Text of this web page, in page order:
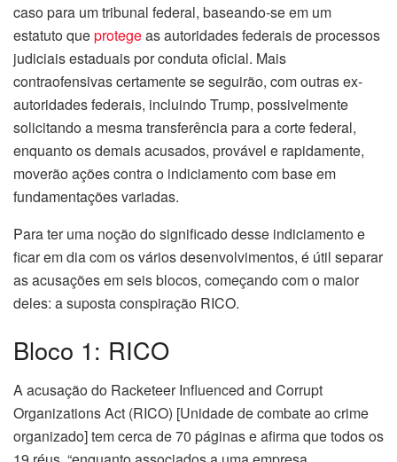
caso para um tribunal federal, baseando-se em um
estatuto queprotegeas autoridades federais de processos
judiciais estaduais por conduta oficial. Mais
contraofensivas certamente se seguirão, com outras ex-
autoridades federais, incluindo Trump, possivelmente
solicitando a mesma transferência para a corte federal,
enquanto os demais acusados, provável e rapidamente,
moverão ações contra o indiciamento com base em
fundamentações variadas.
Para ter uma noção do significado desse indiciamento e
ficar em dia com os vários desenvolvimentos, é útil separar
as acusações em seis blocos, começando com o maior
deles: a suposta conspiração RICO.
Bloco 1: RICO
A acusação do Racketeer Influenced and Corrupt
Organizations Act (RICO) [Unidade de combate ao crime
organizado] tem cerca de 70 páginas e afirma que todos os